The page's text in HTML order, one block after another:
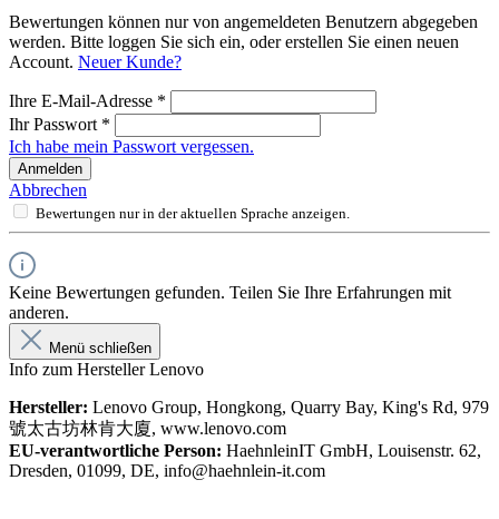
Bewertungen können nur von angemeldeten Benutzern abgegeben
werden. Bitte loggen Sie sich ein, oder erstellen Sie einen neuen
Account. Neuer Kunde?
Ihre E-Mail-Adresse *
Ihr Passwort *
Ich habe mein Passwort vergessen.
Anmelden
Abbrechen
Bewertungen nur in der aktuellen Sprache anzeigen.
Keine Bewertungen gefunden. Teilen Sie Ihre Erfahrungen mit
anderen.
Menü schließen
Info zum Hersteller Lenovo
Hersteller: Lenovo Group, Hongkong, Quarry Bay, King's Rd, 979
號太古坊林肯大廈, www.lenovo.com
EU-verantwortliche Person: HaehnleinIT GmbH, Louisenstr. 62,
Dresden, 01099, DE, info@haehnlein-it.com